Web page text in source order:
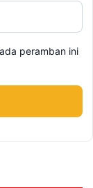
peramban ini